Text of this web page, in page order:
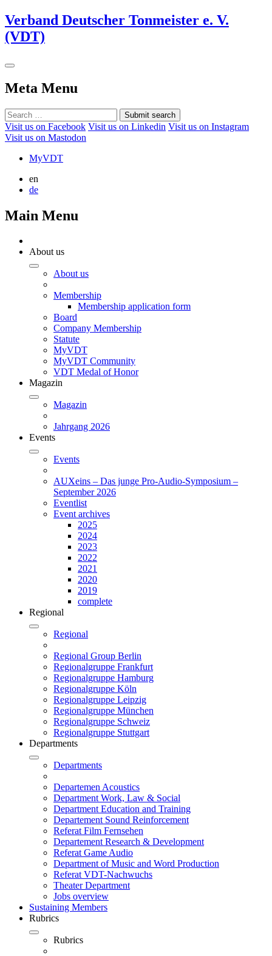
Verband Deutscher Tonmeister e. V.
(VDT)
Meta Menu
Submit search
Visit us on Facebook Visit us on Linkedin Visit us on Instagram
Visit us on Mastodon
MyVDT
en
de
Main Menu
About us
About us
Membership
Membership application form
Board
Company Membership
Statute
MyVDT
MyVDT Community
VDT Medal of Honor
Magazin
Magazin
Jahrgang 2026
Events
Events
AUXeins – Das junge Pro-Audio-Symposium –
September 2026
Eventlist
Event archives
2025
2024
2023
2022
2021
2020
2019
complete
Regional
Regional
Regional Group Berlin
Regionalgruppe Frankfurt
Regionalgruppe Hamburg
Regionalgruppe Köln
Regionalgruppe Leipzig
Regionalgruppe München
Regionalgruppe Schweiz
Regionalgruppe Stuttgart
Departments
Departments
Departemen Acoustics
Department Work, Law & Social
Department Education and Training
Departement Sound Reinforcement
Referat Film Fernsehen
Departement Research & Development
Referat Game Audio
Department of Music and Word Production
Referat VDT-Nachwuchs
Theater Department
Jobs overview
Sustaining Members
Rubrics
Rubrics